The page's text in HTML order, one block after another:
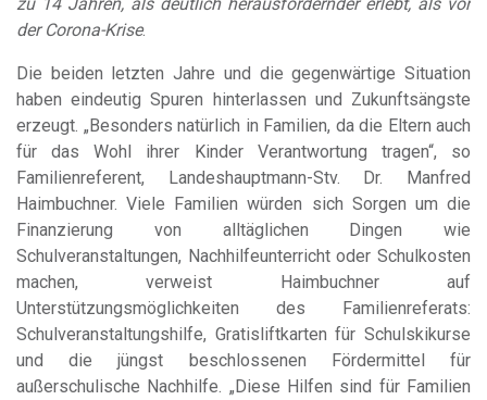
der Corona-Krise.
Die beiden letzten Jahre und die gegenwärtige Situation
haben eindeutig Spuren hinterlassen und Zukunftsängste
erzeugt. „Besonders natürlich in Familien, da die Eltern auch
für das Wohl ihrer Kinder Verantwortung tragen“, so
Familienreferent, Landeshauptmann-Stv. Dr. Manfred
Haimbuchner. Viele Familien würden sich Sorgen um die
Finanzierung von alltäglichen Dingen wie
Schulveranstaltungen, Nachhilfeunterricht oder Schulkosten
machen, verweist Haimbuchner auf
Unterstützungsmöglichkeiten des Familienreferats:
Schulveranstaltungshilfe, Gratisliftkarten für Schulskikurse
und die jüngst beschlossenen Fördermittel für
außerschulische Nachhilfe. „Diese Hilfen sind für Familien